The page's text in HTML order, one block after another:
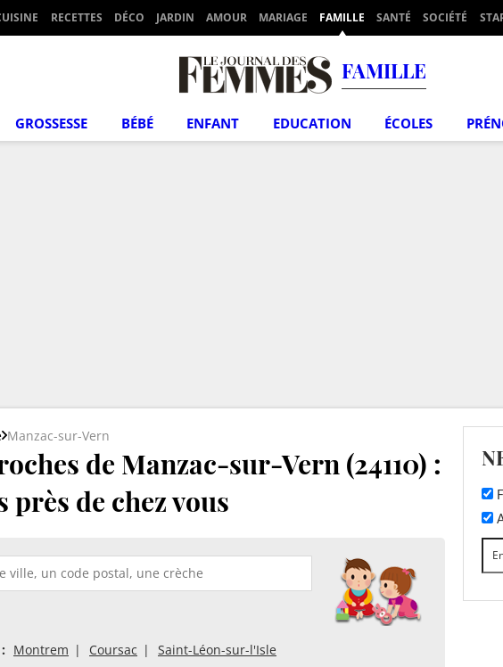
RECETTES DÉCO JARDIN AMOUR MARIAGE FAMILLE SANTÉ SOCIÉTÉ
FAMILLE
GROSSESSE BÉBÉ ENFANT EDUCATION ÉCOLES
Manzac-sur-Vern
de Manzac-sur-Vern (24110) :
près de chez vous
Montrem Coursac Saint-Léon-sur-l'Isle